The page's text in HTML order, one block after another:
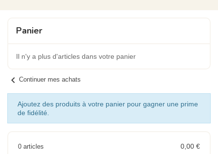
Panier
Il n'y a plus d'articles dans votre panier
chevron_left Continuer mes achats
Ajoutez des produits à votre panier pour gagner une prime
de fidélité.
0 articles 0,00 €